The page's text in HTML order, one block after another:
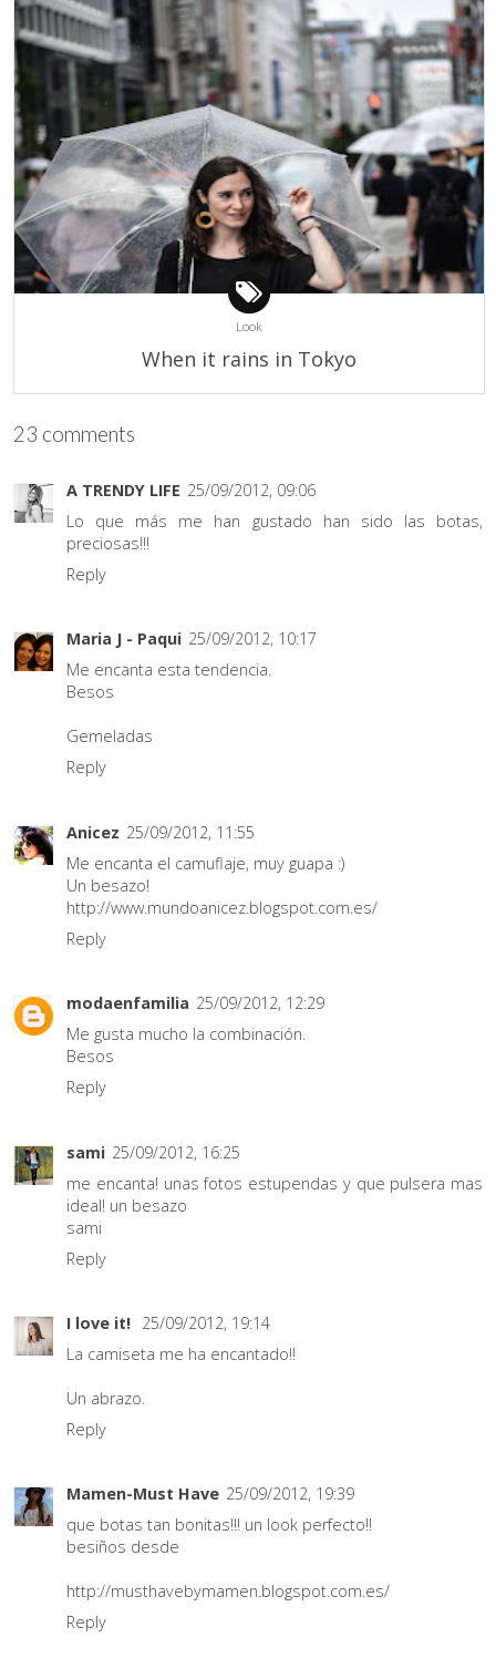
Look
When it rains in Tokyo
23 comments
A TRENDY LIFE 25/09/2012, 09:06
Lo que más me han gustado han sido las botas,
preciosas!!!
Reply
Maria J - Paqui 25/09/2012, 10:17
Me encanta esta tendencia.
Besos
Gemeladas
Reply
Anicez 25/09/2012, 11:55
Me encanta el camuflaje, muy guapa :)
Un besazo!
http://www.mundoanicez.blogspot.com.es/
Reply
modaenfamilia 25/09/2012, 12:29
Me gusta mucho la combinación.
Besos
Reply
sami 25/09/2012, 16:25
me encanta! unas fotos estupendas y que pulsera mas
ideal! un besazo
sami
Reply
I love it! 25/09/2012, 19:14
La camiseta me ha encantado!!
Un abrazo.
Reply
Mamen-Must Have 25/09/2012, 19:39
que botas tan bonitas!!! un look perfecto!!
besiños desde
http://musthavebymamen.blogspot.com.es/
Reply